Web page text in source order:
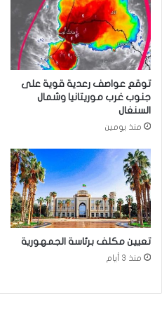
توقع عواصف رعدية قوية على
جنوب غرب موريتانيا وشمال
السنغال
منذ يومين
تعيين مكلف برئاسة الجمهورية
منذ 3 أيام